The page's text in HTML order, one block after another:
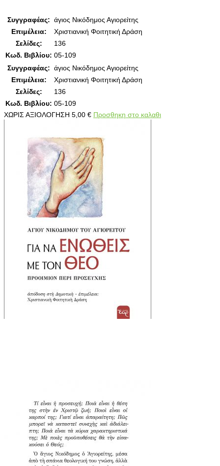
Συγγραφέας: άγιος Νικόδημος Αγιορείτης
Επιμέλεια:
Χριστιανική Φοιτητική Δράση
Σελίδες:
136
Κωδ. Βιβλίου: 05-109
Συγγραφέας: άγιος Νικόδημος Αγιορείτης
Επιμέλεια:
Χριστιανική Φοιτητική Δράση
Σελίδες:
136
Κωδ. Βιβλίου: 05-109
ΧΩΡΙΣ ΑΞΙΟΛΟΓΗΣΗ 5,00 € Προσθηκη στο καλαθι